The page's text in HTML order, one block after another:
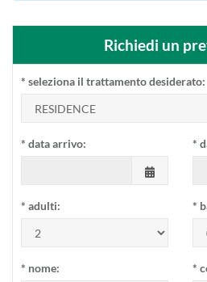
Richiedi un
* seleziona il trattamento desiderato:
* data arrivo: *
* adulti: *
* nome: *